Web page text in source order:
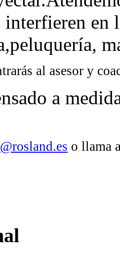
interfieren en
al asesor y
a
o llama